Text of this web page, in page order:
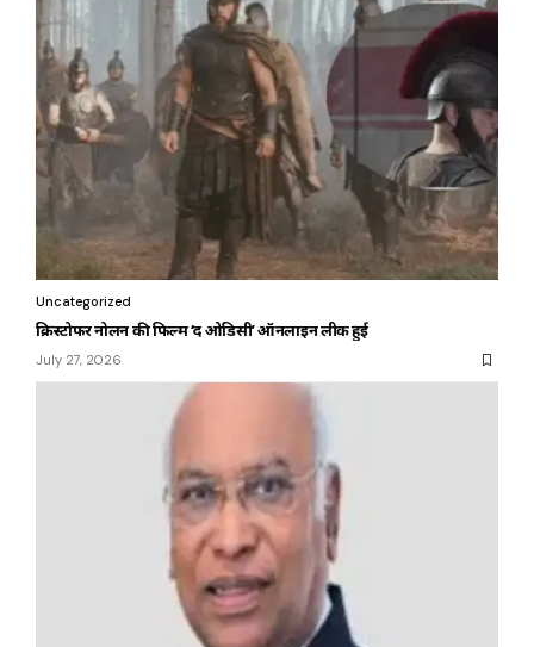
Uncategorized
क्रिस्टोफर नोलन की फिल्म ‘द ओडिसी’ ऑनलाइन लीक हुई
July 27, 2026